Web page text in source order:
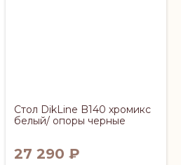
Стол DikLine B140 хромикс
белый/ опоры черные
27 290 ₽